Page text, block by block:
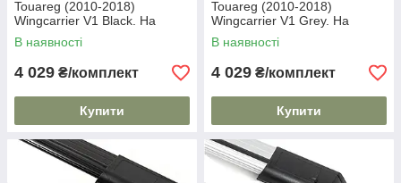
Touareg (2010-2018)
Wingcarrier V1 Black. На
стандартні рейлінги. Замок
на ключах. Чорні
В наявності
4 029 ₴/комплект
Купити
Touareg (2010-2018)
Wingcarrier V1 Grey. На
стандартні рейлінги. Замок
на ключах. Сірі
В наявності
4 029 ₴/комплект
Купити